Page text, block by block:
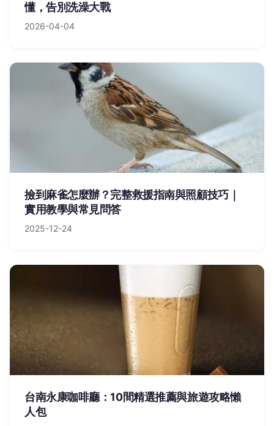
懂，告別洗澡大戰
2026-04-04
撿到麻雀怎麼辦？完整救援指南與照顧技巧｜
實用教學與常見問答
2025-12-24
台南永康咖啡廳：10間精選推薦與旅遊攻略懶
人包